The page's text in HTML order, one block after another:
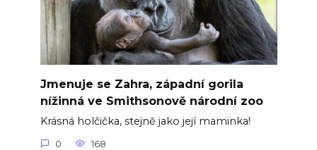
Jmenuje se Zahra, západní gorila
nížinná ve Smithsonově národní zoo
Krásná holčička, stejně jako její maminka!
0 168